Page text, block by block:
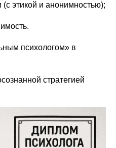
этикой и анонимностью);
психологом» в
стратегией